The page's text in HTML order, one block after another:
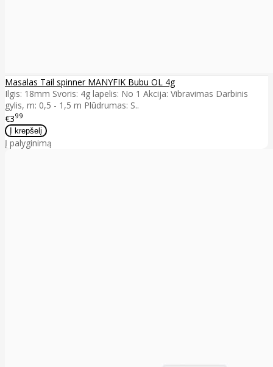
Masalas Tail spinner MANYFIK Bubu OL 4g
Ilgis: 18mm Svoris: 4g lapelis: No 1 Akcija: Vibravimas Darbinis
gylis, m: 0,5 - 1,5 m Plūdrumas: S..
€399
Į palyginimą